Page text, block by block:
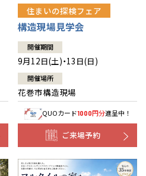
住まいの探検フェア
構造現場見学会
開催期間
9月12日(土)・13日(日)
開催場所
花巻市構造現場
QUOカード1000円分進呈中！
ご来場予約